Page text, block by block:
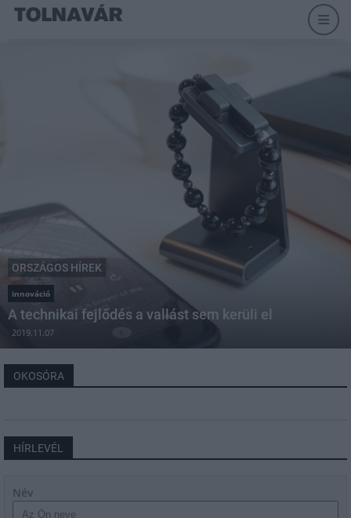
ORSZÁGOS HÍREK
innováció
A technikai fejlődés a vallást sem kerüli el
2019.11.07
OKOSÓRA
HÍRLEVÉL
Név